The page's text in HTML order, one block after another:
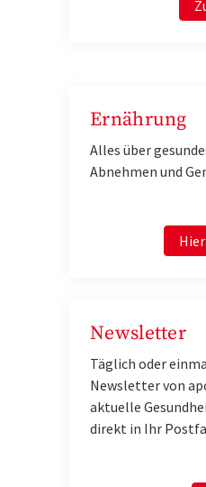
Ernährung
Alles über
Abnehmen und
Newsletter
Täglich oder
Newsletter von
aktuelle
direkt in Ihr